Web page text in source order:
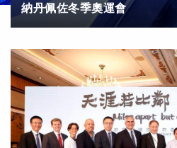
納丹佩佐冬季奧運會